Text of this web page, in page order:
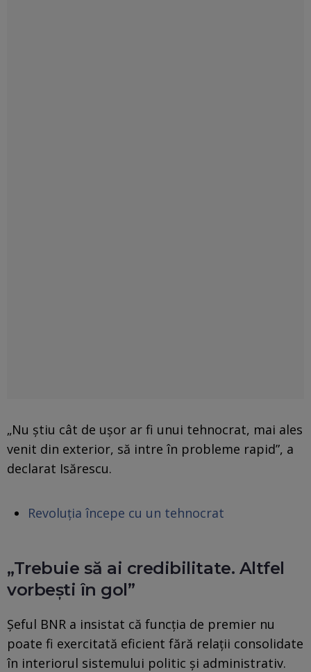
„Nu știu cât de ușor ar fi unui tehnocrat, mai ales
venit din exterior, să intre în probleme rapid”, a
declarat Isărescu.
Revoluția începe cu un tehnocrat
„Trebuie să ai credibilitate. Altfel
vorbești în gol”
Șeful BNR a insistat că funcția de premier nu
poate fi exercitată eficient fără relații consolidate
în interiorul sistemului politic și administrativ.